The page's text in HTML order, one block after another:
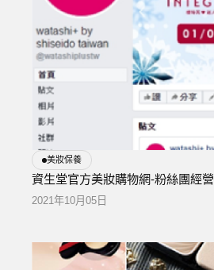
美妝保養
資生堂官方美妝購物網-粉絲團經營
2021年10月05日